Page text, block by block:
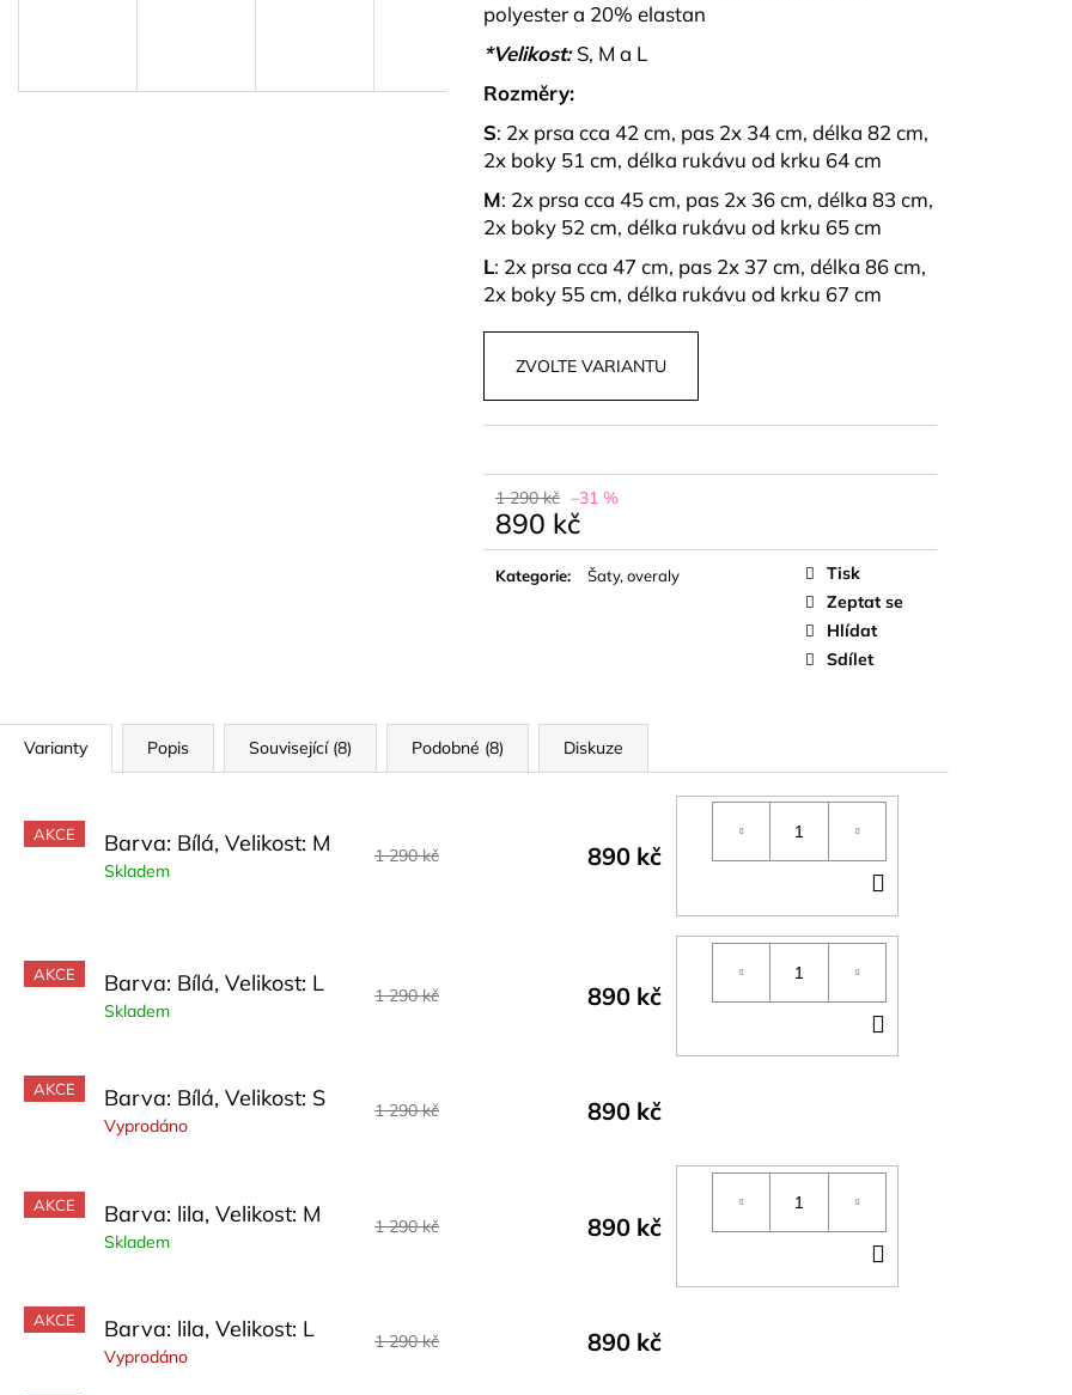
polyester a 20% elastan
*Velikost: S, M a L
Rozměry:
S: 2x prsa cca 42 cm, pas 2x 34 cm, délka 82 cm,
2x boky 51 cm, délka rukávu od krku 64 cm
M: 2x prsa cca 45 cm, pas 2x 36 cm, délka 83 cm,
2x boky 52 cm, délka rukávu od krku 65 cm
L: 2x prsa cca 47 cm, pas 2x 37 cm, délka 86 cm,
2x boky 55 cm, délka rukávu od krku 67 cm
ZVOLTE VARIANTU
1 290 kč –31 %
890 kč
Měrná
cena:
Kategorie: Šaty, overaly
Tisk
Zeptat se
Hlídat
Sdílet
Varianty Popis Související (8) Podobné (8) Diskuze
AKCE Barva: Bílá, Velikost: M
Skladem
1 290 kč 890 kč
KOŠÍKU
AKCE Barva: Bílá, Velikost: L
Skladem
1 290 kč 890 kč
KOŠÍKU
AKCE Barva: Bílá, Velikost: S
Vyprodáno
1 290 kč 890 kč
AKCE Barva: lila, Velikost: M
Skladem
1 290 kč 890 kč
KOŠÍKU
AKCE Barva: lila, Velikost: L
Vyprodáno
1 290 kč 890 kč
PLETENÝ SET TOPU A SUKNĚ BELISSE